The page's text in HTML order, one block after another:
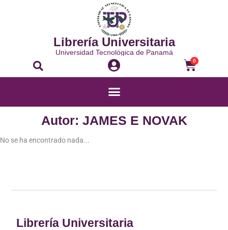
Librería Universitaria
Universidad Tecnológica de Panamá
Buscar 0
Carrito
Menú
Autor: JAMES E NOVAK
No se ha encontrado nada...
Librería Universitaria